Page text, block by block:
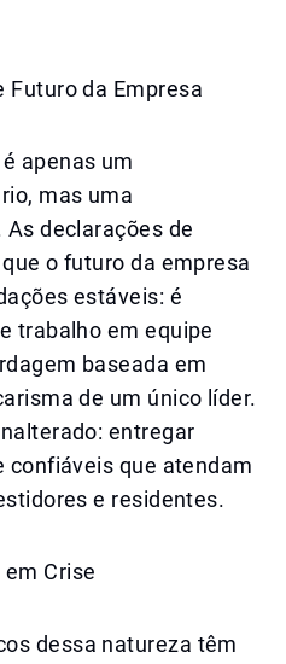
Futuro da Empresa
apenas um
mas uma
declarações de
o futuro da empresa
estáveis: é
trabalho em equipe
baseada em
de um único líder.
entregar
confiáveis que atendam
e residentes.
Crise
dessa natureza têm